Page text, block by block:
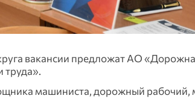
вакансии предложат АО
труда».
машиниста, дорожный рабочий,